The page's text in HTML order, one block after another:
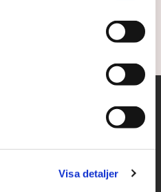
Visa detaljer